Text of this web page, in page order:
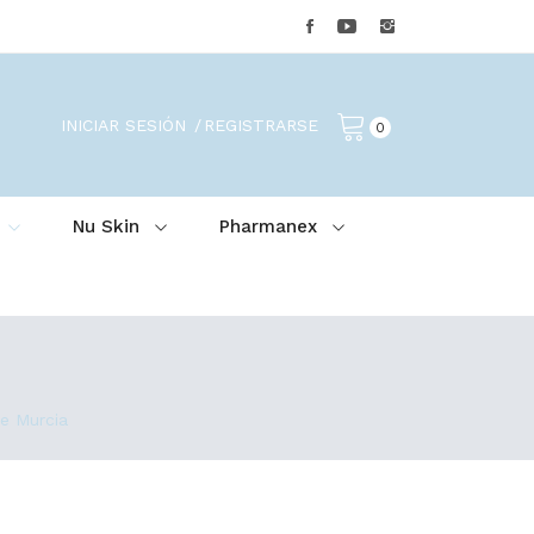
0
INICIAR SESIÓN REGISTRARSE
Nu Skin Pharmanex
Murcia